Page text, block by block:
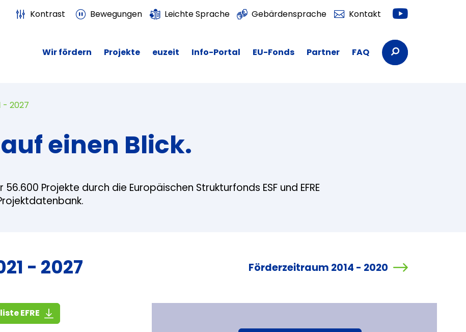
Kontrast Bewegungen Leichte Sprache Gebärdensprache Kontakt Youtube
Wir fördern Projekte euzeit Info-Portal EU-Fonds Partner FAQ Suchbegriffe
- 2027
einen Blick.
Projekte durch die Europäischen Strukturfonds ESF und EFRE
- 2027 Förderzeitraum 2014 - 2020
EFRE (1,4 MiB)